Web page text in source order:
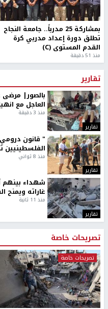
بمشاركة 25 مدرباً.. جامعة النجاح
تطلق دورة إعداد مدربي كرة
القدم المستوى (C)
منذ 51 دقيقة
تقارير
تقارير
بالصور| مرضى
العاجل مع
منذ 3 دقيقة
تقارير
" قانون
الفلسطينيين
منذ 8 ثواني
تقارير
شهداء بينهم
غاراته ويمنح
منذ 11 ثانية
تصريحات خاصة
تصريحات خاصة